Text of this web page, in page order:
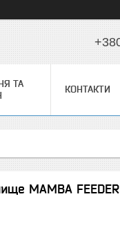
ТА
КОНТАКТИ
MAMBA